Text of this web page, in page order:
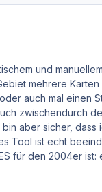
und
mehrere
auch mal einen
zwischendurch
aber sicher, dass
Tool ist echt
für den 2004er ist: